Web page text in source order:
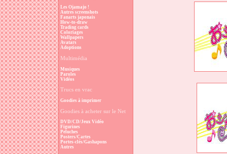
Les Ojamajo !
Autres screenshots
Fanarts japonais
How-to-draw
Trading cards
Coloriages
Wallpapers
Avatars
Adoptions
Multimédia
Musiques
Paroles
Vidéos
Trucs en vrac
Goodies à imprimer
Goodies à acheter sur le Net
DVD/CD/Jeux Vidéo
Figurines
Peluches
Posters/Cartes
Portes-clés/Gashapons
Autres